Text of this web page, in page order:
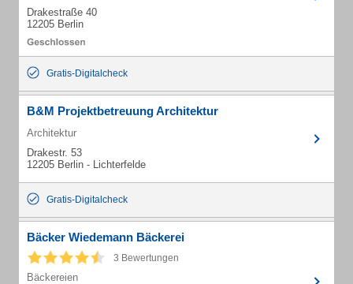
Drakestraße 40
12205 Berlin
Gratis-Digitalcheck
B&M Projektbetreuung Architektur
Architektur
Drakestr. 53
12205 Berlin - Lichterfelde
Gratis-Digitalcheck
Bäcker Wiedemann Bäckerei
3 Bewertungen
Bäckereien